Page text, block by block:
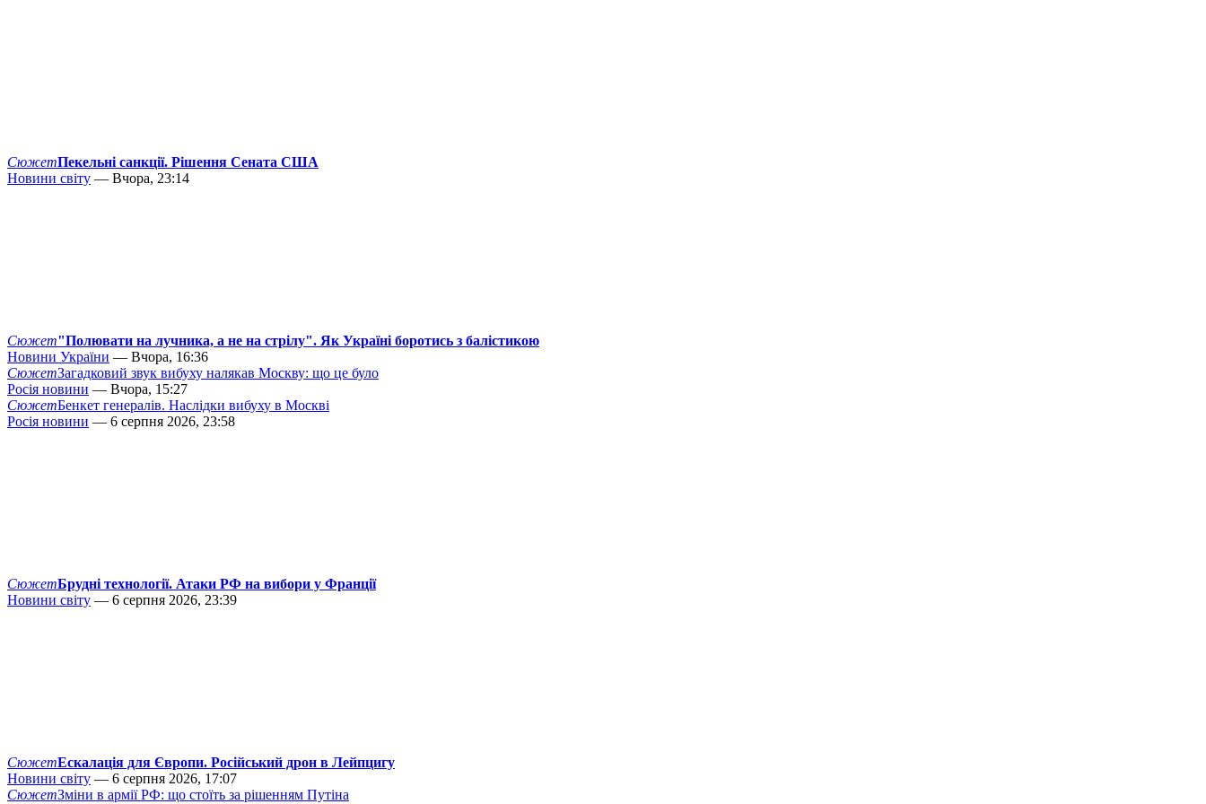
СюжетПекельні санкції. Рішення Сената США
Новини світу — Вчора, 23:14
Сюжет"Полювати на лучника, а не на стрілу". Як Україні боротись з балістикою
Новини України — Вчора, 16:36
СюжетЗагадковий звук вибуху налякав Москву: що це було
Росія новини — Вчора, 15:27
СюжетБенкет генералів. Наслідки вибуху в Москві
Росія новини — 6 серпня 2026, 23:58
СюжетБрудні технології. Атаки РФ на вибори у Франції
Новини світу — 6 серпня 2026, 23:39
СюжетЕскалація для Європи. Російський дрон в Лейпцигу
Новини світу — 6 серпня 2026, 17:07
СюжетЗміни в армії РФ: що стоїть за рішенням Путіна